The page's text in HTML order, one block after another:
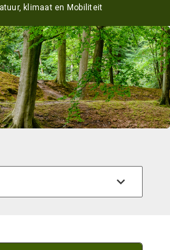
klimaat en Mobiliteit